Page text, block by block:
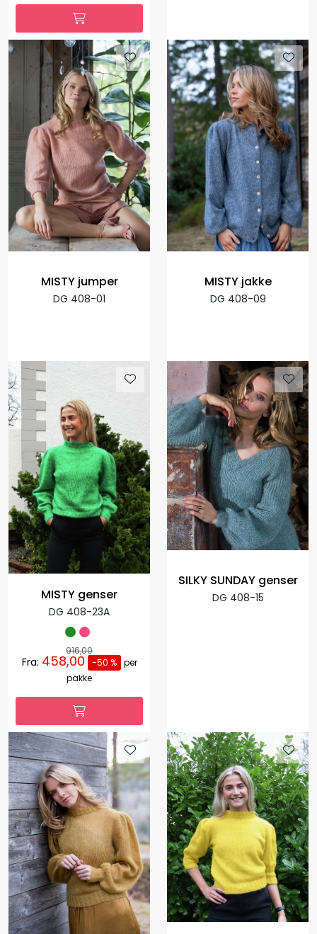
MISTY jumper
DG 408-01
MISTY jakke
DG 408-09
MISTY genser
DG 408-23A
916,00
Fra: 458,00 -50 %
per
pakke
SILKY SUNDAY genser
DG 408-15